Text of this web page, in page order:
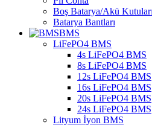
Boş Batarya/Akü Kutuları
Batarya Bantları
BMS
LiFePO4 BMS
4s LiFePO4 BMS
8s LiFePO4 BMS
12s LiFePO4 BMS
16s LiFePO4 BMS
20s LiFePO4 BMS
24s LiFePO4 BMS
Lityum İyon BMS